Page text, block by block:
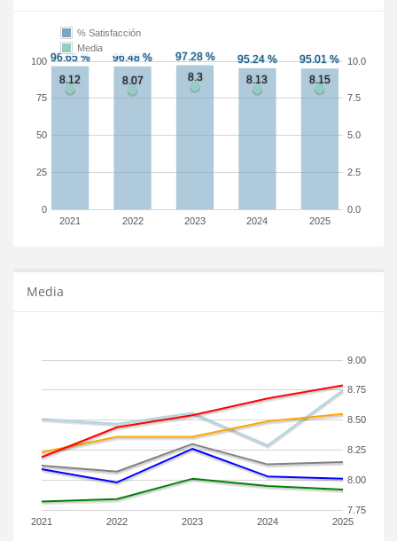
2021 2022 2023 2024 2025
0
25
50
75
100
0.0
2.5
5.0
7.5
10.0
% Satisfacción
Media
Media
2021 2022 2023 2024 2025
7.75
8.00
8.25
8.50
8.75
9.00